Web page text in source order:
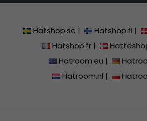
Hatshop.se | Hatshop.fi |
Hatshop.fr|
Hatroom.eu |
Hatroom.nl |